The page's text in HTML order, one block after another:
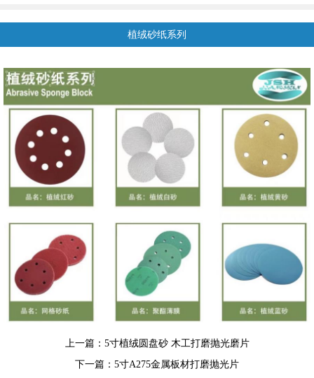
植绒砂纸系列
上一篇： 5寸植绒圆盘砂 木工打磨抛光磨片
下一篇： 5寸A275金属板材打磨抛光片